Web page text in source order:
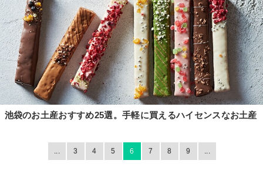
池袋のお土産おすすめ25選。手軽に買えるハイセンスなお土産
... 3 4 5 6 7 8 9 ...